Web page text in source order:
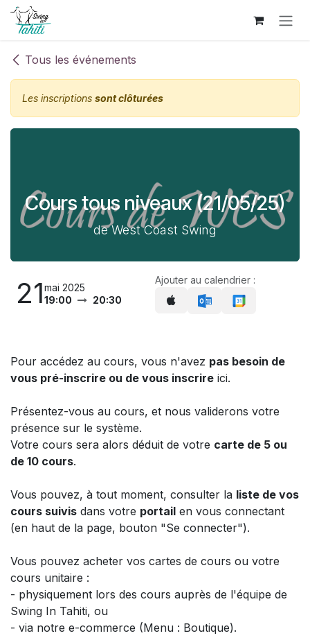
Se rendre au contenu
Tous les événements
Les inscriptions sont clôturées
Cours tous niveaux (21/05/25)
de West Coast Swing
21mai 2025
19:00
20:30
Ajouter au calendrier :
Pour accédez au cours, vous n'avez pas besoin de
vous pré-inscrire ou de vous inscrire ici.
Présentez-vous au cours, et nous validerons votre
présence sur le système.
Votre cours sera alors déduit de votre carte de 5 ou
de 10 cours.
Vous pouvez, à tout moment, consulter la liste de vos
cours suivis dans votre portail en vous connectant
(en haut de la page, bouton "Se connecter").
Vous pouvez acheter vos cartes de cours ou votre
cours unitaire :
- physiquement lors des cours auprès de l'équipe de
Swing In Tahiti, ou
- via notre e-commerce (Menu : Boutique).